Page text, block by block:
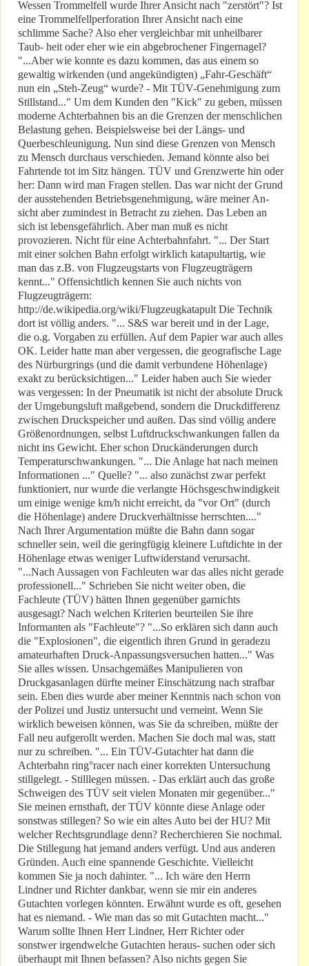
Wessen Trommelfell wurde Ihrer Ansicht nach "zerstört"? Ist
eine Trommelfellperforation Ihrer Ansicht nach eine
schlimme Sache? Also eher vergleichbar mit unheilbarer
Taub- heit oder eher wie ein abgebrochener Fingernagel?
"...Aber wie konnte es dazu kommen, das aus einem so
gewaltig wirkenden (und angekündigten) „Fahr-Geschäft“
nun ein „Steh-Zeug“ wurde? - Mit TÜV-Genehmigung zum
Stillstand..." Um dem Kunden den "Kick" zu geben, müssen
moderne Achterbahnen bis an die Grenzen der menschlichen
Belastung gehen. Beispielsweise bei der Längs- und
Querbeschleunigung. Nun sind diese Grenzen von Mensch
zu Mensch durchaus verschieden. Jemand könnte also bei
Fahrtende tot im Sitz hängen. TÜV und Grenzwerte hin oder
her: Dann wird man Fragen stellen. Das war nicht der Grund
der ausstehenden Betriebsgenehmigung, wäre meiner An-
sicht aber zumindest in Betracht zu ziehen. Das Leben an
sich ist lebensgefährlich. Aber man muß es nicht
provozieren. Nicht für eine Achterbahnfahrt. "... Der Start
mit einer solchen Bahn erfolgt wirklich katapultartig, wie
man das z.B. von Flugzeugstarts von Flugzeugträgern
kennt..." Offensichtlich kennen Sie auch nichts von
Flugzeugträgern:
http://de.wikipedia.org/wiki/Flugzeugkatapult Die Technik
dort ist völlig anders. "... S&S war bereit und in der Lage,
die o.g. Vorgaben zu erfüllen. Auf dem Papier war auch alles
OK. Leider hatte man aber vergessen, die geografische Lage
des Nürburgrings (und die damit verbundene Höhenlage)
exakt zu berücksichtigen..." Leider haben auch Sie wieder
was vergessen: In der Pneumatik ist nicht der absolute Druck
der Umgebungsluft maßgebend, sondern die Druckdifferenz
zwischen Druckspeicher und außen. Das sind völlig andere
Größenordnungen, selbst Luftdruckschwankungen fallen da
nicht ins Gewicht. Eher schon Druckänderungen durch
Temperaturschwankungen. "... Die Anlage hat nach meinen
Informationen ..." Quelle? "... also zunächst zwar perfekt
funktioniert, nur wurde die verlangte Höchsgeschwindigkeit
um einige wenige km/h nicht erreicht, da "vor Ort" (durch
die Höhenlage) andere Druckverhältnisse herrschten...."
Nach Ihrer Argumentation müßte die Bahn dann sogar
schneller sein, weil die geringfügig kleinere Luftdichte in der
Höhenlage etwas weniger Luftwiderstand verursacht.
"...Nach Aussagen von Fachleuten war das alles nicht gerade
professionell..." Schrieben Sie nicht weiter oben, die
Fachleute (TÜV) hätten Ihnen gegenüber garnichts
ausgesagt? Nach welchen Kriterien beurteilen Sie ihre
Informanten als "Fachleute"? "...So erklären sich dann auch
die "Explosionen", die eigentlich ihren Grund in geradezu
amateurhaften Druck-Anpassungsversuchen hatten..." Was
Sie alles wissen. Unsachgemäßes Manipulieren von
Druckgasanlagen dürfte meiner Einschätzung nach strafbar
sein. Eben dies wurde aber meiner Kenntnis nach schon von
der Polizei und Justiz untersucht und verneint. Wenn Sie
wirklich beweisen können, was Sie da schreiben, müßte der
Fall neu aufgerollt werden. Machen Sie doch mal was, statt
nur zu schreiben. "... Ein TÜV-Gutachter hat dann die
Achterbahn ring°racer nach einer korrekten Untersuchung
stillgelegt. - Stilllegen müssen. - Das erklärt auch das große
Schweigen des TÜV seit vielen Monaten mir gegenüber..."
Sie meinen ernsthaft, der TÜV könnte diese Anlage oder
sonstwas stillegen? So wie ein altes Auto bei der HU? Mit
welcher Rechtsgrundlage denn? Recherchieren Sie nochmal.
Die Stillegung hat jemand anders verfügt. Und aus anderen
Gründen. Auch eine spannende Geschichte. Vielleicht
kommen Sie ja noch dahinter. "... Ich wäre den Herrn
Lindner und Richter dankbar, wenn sie mir ein anderes
Gutachten vorlegen könnten. Erwähnt wurde es oft, gesehen
hat es niemand. - Wie man das so mit Gutachten macht..."
Warum sollte Ihnen Herr Lindner, Herr Richter oder
sonstwer irgendwelche Gutachten heraus- suchen oder sich
überhaupt mit Ihnen befassen? Also nichts gegen Sie